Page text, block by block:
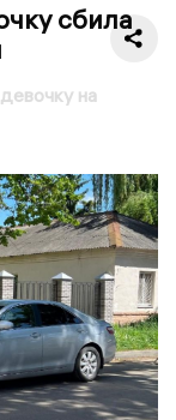
сбила
на